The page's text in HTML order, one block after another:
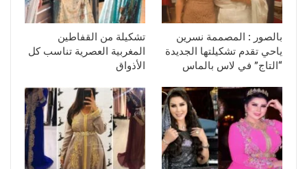
بالصور : المصممة نسرين
ياحي تقدم تشكيلتها الجديدة
“التاج” في لاس بالماس
تشكيلة من القفاطين
المغربية العصرية تناسب كل
الأذواق